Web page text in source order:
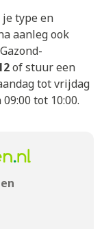
type en
aanleg ook
Gazond-
of stuur een
tot vrijdag
tot 10:00.